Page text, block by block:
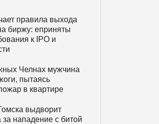
правила выхода
биржу: еприняты
к IPO и
Челнах мужчина
пытаясь
в квартире
выдворит
за нападение с битой